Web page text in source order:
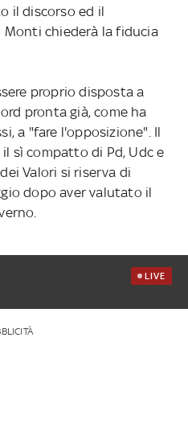
il discorso ed il
Monti chiederà la fiducia
proprio disposta a
pronta già, come ha
a "fare l'opposizione". Il
sì compatto di Pd, Udc e
Valori si riserva di
dopo aver valutato il
LIVE